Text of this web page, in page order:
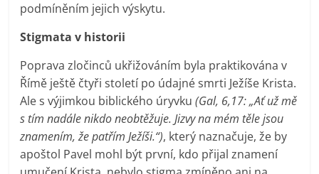
podmíněním jejich výskytu.
Stigmata v historii
Poprava zločinců ukřižováním byla praktikována v
Římě ještě čtyři století po údajné smrti Ježíše Krista.
Ale s výjimkou biblického úryvku(Gal, 6,17: „Ať už mě
s tím nadále nikdo neobtěžuje. Jizvy na mém těle jsou
znamením, že patřím Ježíši.“), který naznačuje, že by
apoštol Pavel mohl být první, kdo přijal znamení